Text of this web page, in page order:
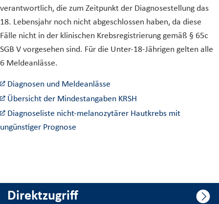
verantwortlich, die zum Zeitpunkt der Diagnosestellung das
18. Lebensjahr noch nicht abgeschlossen haben, da diese
Fälle nicht in der klinischen Krebsregistrierung gemäß § 65c
SGB V vorgesehen sind. Für die Unter-18-Jährigen gelten alle
6 Meldeanlässe.
Diagnosen und Meldeanlässe
Übersicht der Mindestangaben KRSH
Diagnoseliste nicht-melanozytärer Hautkrebs mit
ungünstiger Prognose
Direktzugriff